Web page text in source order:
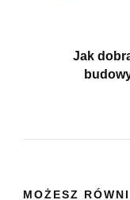
Jak
MOŻESZ